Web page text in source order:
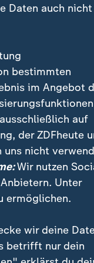
Jeffrey
nach
Daten auch nicht
bestimmten
im Angebot
auf
der ZDFheute
nicht
Wir nutzen
Unter
ermöglichen.
wir deine
betrifft nur dein